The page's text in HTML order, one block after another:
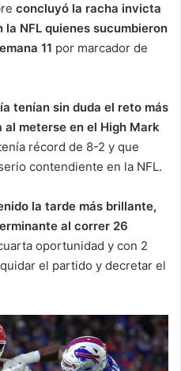
concluyó la racha invicta
NFL quienes sucumbieron
11 por marcador de
tenían sin duda el reto más
meterse en el High Mark
récord de 8-2 y que
contendiente en la NFL.
la tarde más brillante,
al correr 26
oportunidad y con 2
el partido y decretar el